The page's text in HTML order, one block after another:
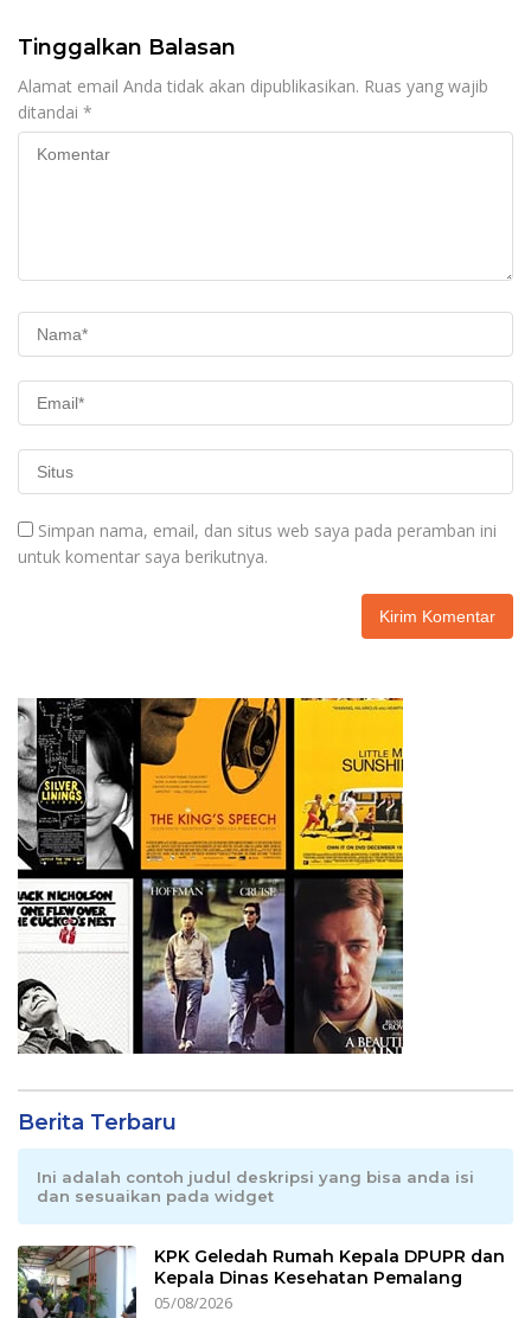
Tinggalkan Balasan
Alamat email Anda tidak akan dipublikasikan. Ruas yang wajib
ditandai *
Simpan nama, email, dan situs web saya pada peramban ini
untuk komentar saya berikutnya.
Berita Terbaru
Ini adalah contoh judul deskripsi yang bisa anda isi
dan sesuaikan pada widget
KPK Geledah Rumah Kepala DPUPR dan
Kepala Dinas Kesehatan Pemalang
05/08/2026